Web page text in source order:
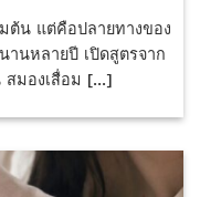
ต้น แต่คือปลายทางของ
านหลายปี เปิดสูตรจาก
มองเสื่อม [...]